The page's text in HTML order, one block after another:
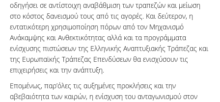
οδηγήσει σε αντίστοιχη αναβάθμιση των τραπεζών και μείωση
στο κόστος δανεισμού τους από τις αγορές. Και δεύτερον, η
εντατικότερη χρησιμοποίηση πόρων από τον Μηχανισμό
Ανάκαμψης και Ανθεκτικότητας αλλά και τα προγράμματα
ενίσχυσης πιστώσεων της Ελληνικής Αναπτυξιακής Τράπεζας και
της Ευρωπαϊκής Τράπεζας Επενδύσεων θα ενισχύσουν τις
επιχειρήσεις και την ανάπτυξη.
Επομένως, παρ’όλες τις αυξημένες προκλήσεις και την
αβεβαιότητα των καιρών, η ενίσχυση του ανταγωνισμού στον